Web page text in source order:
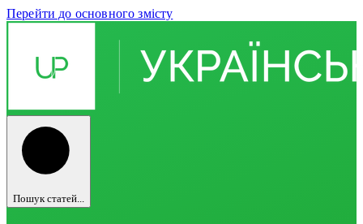
Перейти до основного змісту
Пошук статей...